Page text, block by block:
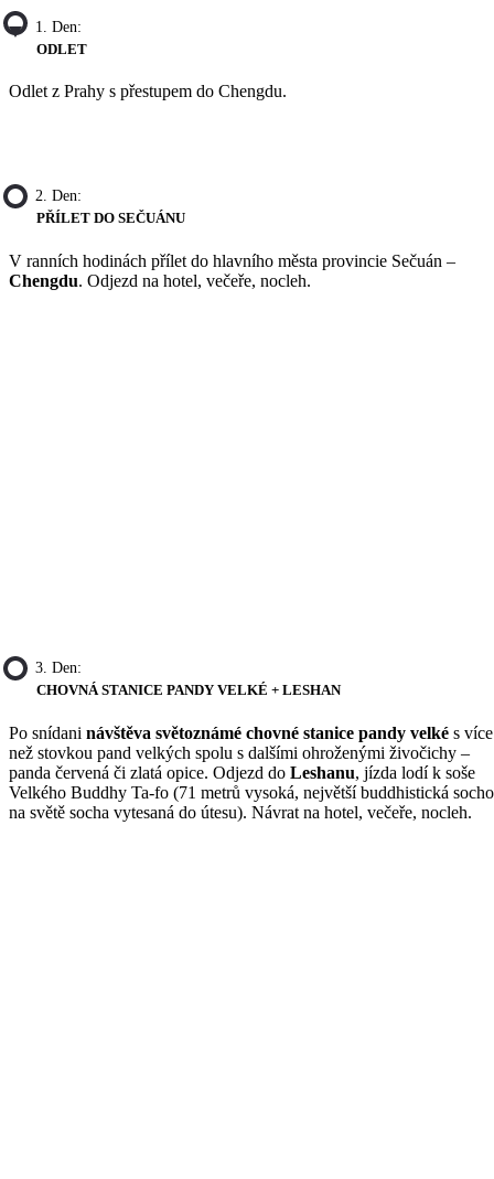
1. Den:
ODLET
Odlet z Prahy s přestupem do Chengdu.
2. Den:
PŘÍLET DO SEČUÁNU
V ranních hodinách přílet do hlavního města provincie Sečuán –
Chengdu. Odjezd na hotel, večeře, nocleh.
3. Den:
CHOVNÁ STANICE PANDY VELKÉ + LESHAN
Po snídani návštěva světoznámé chovné stanice pandy velké s více
než stovkou pand velkých spolu s dalšími ohroženými živočichy –
panda červená či zlatá opice. Odjezd do Leshanu, jízda lodí k soše
Velkého Buddhy Ta-fo (71 metrů vysoká, největší buddhistická
na světě socha vytesaná do útesu). Návrat na hotel, večeře, nocleh.